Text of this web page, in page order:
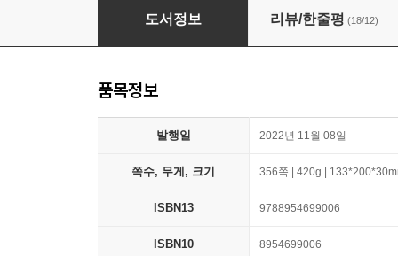
이중 작가 초롱
도서정보 리뷰/한줄평 (18/12)
품목정보
발행일 2022년 11월 08일
쪽수, 무게, 크기 356쪽 | 420g |
ISBN13 9788954699006
ISBN10 8954699006